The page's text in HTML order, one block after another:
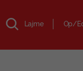
Lajme Op/